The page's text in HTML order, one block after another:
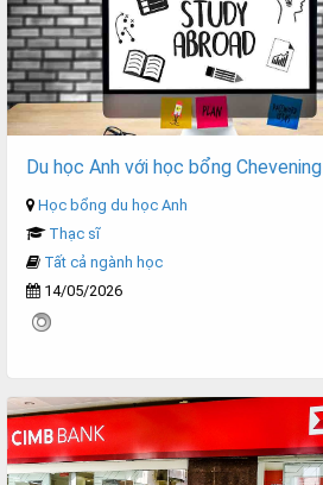
Du học Anh với học bổng Chevening
Học bổng du học Anh
Thạc sĩ
Tất cả ngành học
14/05/2026